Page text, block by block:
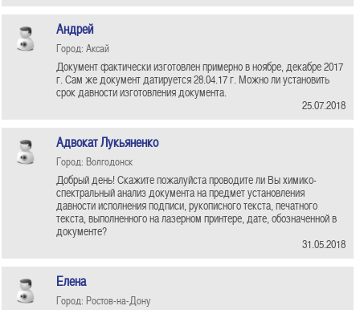
Андрей
Город: Аксай
Документ фактически изготовлен примерно в ноябре, декабре 2017
г. Сам же документ датируется 28.04.17 г. Можно ли установить
срок давности изготовления документа.
25.07.2018
Адвокат Лукьяненко
Город: Волгодонск
Добрый день! Скажите пожалуйста проводите ли Вы химико-
спектральный анализ документа на предмет установления
давности исполнения подписи, рукописного текста, печатного
текста, выполненного на лазерном принтере, дате, обозначенной в
документе?
31.05.2018
Елена
Город: Ростов-на-Дону